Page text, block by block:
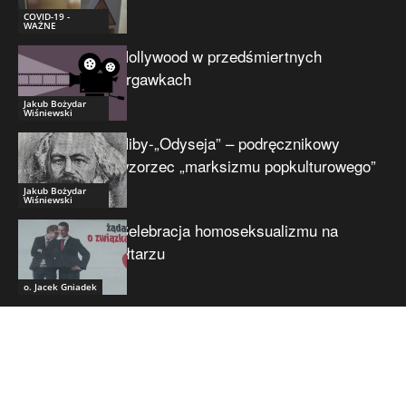
COVID-19 -
WAŻNE
Jakub Bożydar
Wiśniewski
Hollywood w przedśmiertnych
drgawkach
Jakub Bożydar
Wiśniewski
Niby-„Odyseja” – podręcznikowy
wzorzec „marksizmu popkulturowego”
o. Jacek Gniadek
Celebracja homoseksualizmu na
ołtarzu